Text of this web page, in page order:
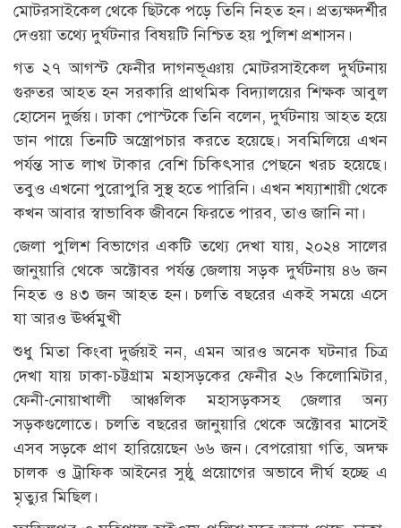
মোটরসাইকেল থেকে ছিটকে পড়ে তিনি নিহত হন। প্রত্যক্ষদর্শীর
দেওয়া তথ্যে দুর্ঘটনার বিষয়টি নিশ্চিত হয় পুলিশ প্রশাসন।
গত ২৭ আগস্ট ফেনীর দাগনভূঞায় মোটরসাইকেল দুর্ঘটনায়
গুরুতর আহত হন সরকারি প্রাথমিক বিদ্যালয়ের শিক্ষক আবুল
হোসেন দুর্জয়। ঢাকা পোস্টকে তিনি বলেন, দুর্ঘটনায় আহত হয়ে
ডান পায়ে তিনটি অস্ত্রোপচার করতে হয়েছে। সবমিলিয়ে এখন
পর্যন্ত সাত লাখ টাকার বেশি চিকিৎসার পেছনে খরচ হয়েছে।
তবুও এখনো পুরোপুরি সুস্থ হতে পারিনি। এখন শয্যাশায়ী থেকে
কখন আবার স্বাভাবিক জীবনে ফিরতে পারব, তাও জানি না।
জেলা পুলিশ বিভাগের একটি তথ্যে দেখা যায়, ২০২৪ সালের
জানুয়ারি থেকে অক্টোবর পর্যন্ত জেলায় সড়ক দুর্ঘটনায় ৪৬ জন
নিহত ও ৪৩ জন আহত হন। চলতি বছরের একই সময়ে এসে
যা আরও ঊর্ধ্বমুখী
শুধু মিতা কিংবা দুর্জয়ই নন, এমন আরও অনেক ঘটনার চিত্র
দেখা যায় ঢাকা-চট্টগ্রাম মহাসড়কের ফেনীর ২৬ কিলোমিটার,
ফেনী-নোয়াখালী আঞ্চলিক মহাসড়কসহ জেলার অন্য
সড়কগুলোতে। চলতি বছরের জানুয়ারি থেকে অক্টোবর মাসেই
এসব সড়কে প্রাণ হারিয়েছেন ৬৬ জন। বেপরোয়া গতি, অদক্ষ
চালক ও ট্রাফিক আইনের সুষ্ঠু প্রয়োগের অভাবে দীর্ঘ হচ্ছে এ
মৃত্যুর মিছিল।